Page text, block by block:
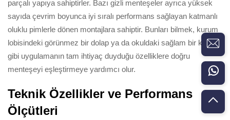
parçalı yapıya sahiptirler. Bazı gizli menteşeler ayrıca yüksek
sayıda çevrim boyunca iyi sıralı performans sağlayan katmanlı
oluklu pimlerle dönen montajlara sahiptir. Bunları bilmek, kurum
lobisindeki görünmez bir dolap ya da okuldaki sağlam bir kapı
gibi uygulamanın tam ihtiyaç duyduğu özelliklere doğru
menteşeyi eşleştirmeye yardımcı olur.
Teknik Özellikler ve Performans
Ölçütleri